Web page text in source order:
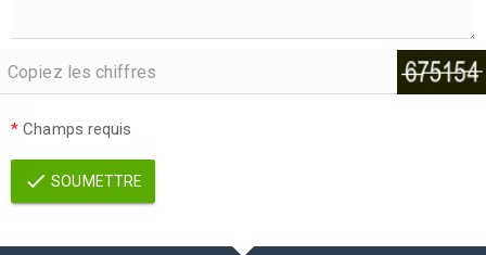
* Champs requis
SOUMETTRE